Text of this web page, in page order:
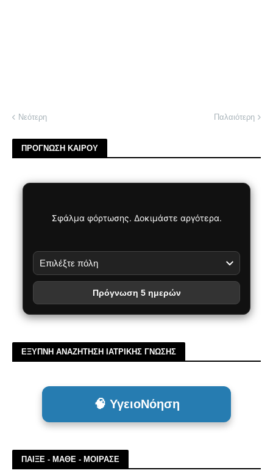
Νεότερη Παλαιότερη
ΠΡΟΓΝΩΣΗ ΚΑΙΡΟΥ
Σφάλμα φόρτωσης. Δοκιμάστε αργότερα.
Πρόγνωση 5 ημερών
ΕΞΥΠΝΗ ΑΝΑΖΗΤΗΣΗ ΙΑΤΡΙΚΗΣ ΓΝΩΣΗΣ
🧠 ΥγειοΝόηση
ΠΑΙΞΕ - ΜΑΘΕ - ΜΟΙΡΑΣΕ